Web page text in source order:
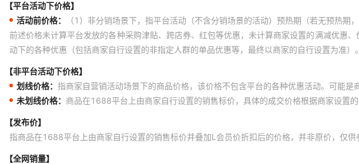
【平台活动下价格】
活动前价格：
（1）非分销场景下，指平台活动（不含分销场景的活动）预热期（若无预热
前述价格未计算平台发放的各种采购津贴、跨店券、红包等优惠，未计算商家设置的满减优惠
动下的各种优惠（包括商家自行设置的非指定人群的单品优惠等，最终以商家的自行设置为准
【非平台活动下价格】
划线价格： 指商家自营销活动场景下的商品价格，该价格不包含平台的各种优惠活动。可能
未划线价格： 商品在1688平台上由商家自行设置的销售标价，具体的成交价格根据商家设置
【发布价】
指商品在1688平台上由商家自行设置的销售标价并叠加L会员价折扣后的价格，并非原价，仅供
【全网销量】